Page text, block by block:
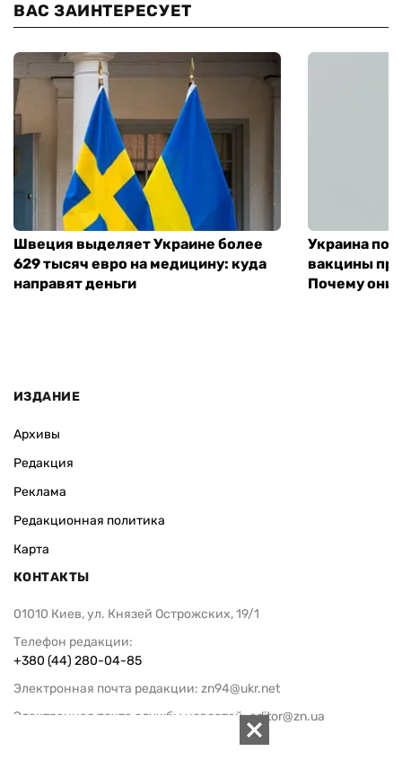
ВАС ЗАИНТЕРЕСУЕТ
Швеция выделяет Украине более
629 тысяч евро на медицину: куда
направят деньги
Украина
вакцины
Почему они
ИЗДАНИЕ
Архивы
Редакция
Реклама
Редакционная политика
Карта
КОНТАКТЫ
01010 Киев, ул. Князей Острожских, 19/1
Телефон редакции:
+380 (44) 280-04-85
Электронная почта редакции: zn94@ukr.net
Электронная почта службы новостей:editor@zn.ua